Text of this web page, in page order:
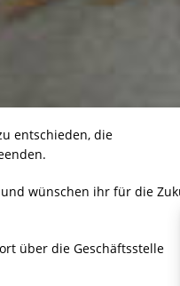
entschieden, die
wünschen ihr für die
über die Geschäftsstelle